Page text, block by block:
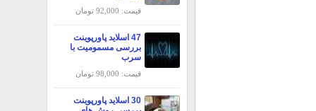
قیمت: 92,000 تومان
47 اسلاید پاورپوینت
بررسی مسمومیت با
سرب
قیمت: 98,000 تومان
30 اسلاید پاورپوینت